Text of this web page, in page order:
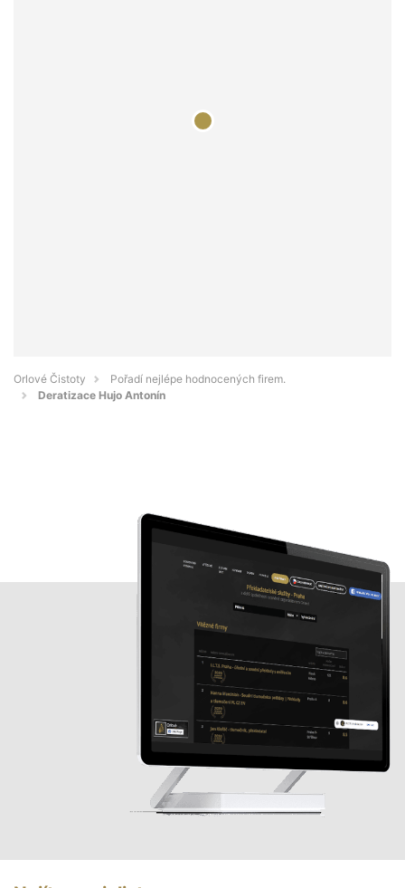
Orlové Čistoty
Pořadí nejlépe hodnocených firem.
Deratizace Hujo Antonín